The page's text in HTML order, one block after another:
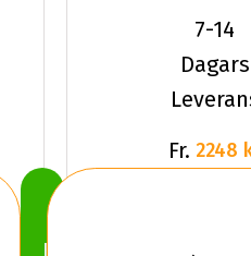
Köp
WINTER
215/
8
7-14
Dagars
Fr. 2248